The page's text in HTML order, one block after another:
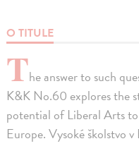
O TITULE
The answer to such
K&K No.60 explores the
potential of Liberal Arts
Europe. Vysoké školstvo